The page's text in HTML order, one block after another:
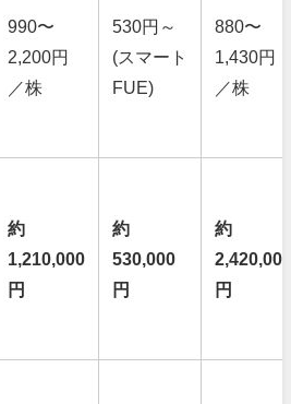
990〜
2,200円
／株
530円～
(スマート
FUE)
880〜
1,430円
／株
約
1,210,000
円
約
530,000
円
約
2,420,000
円